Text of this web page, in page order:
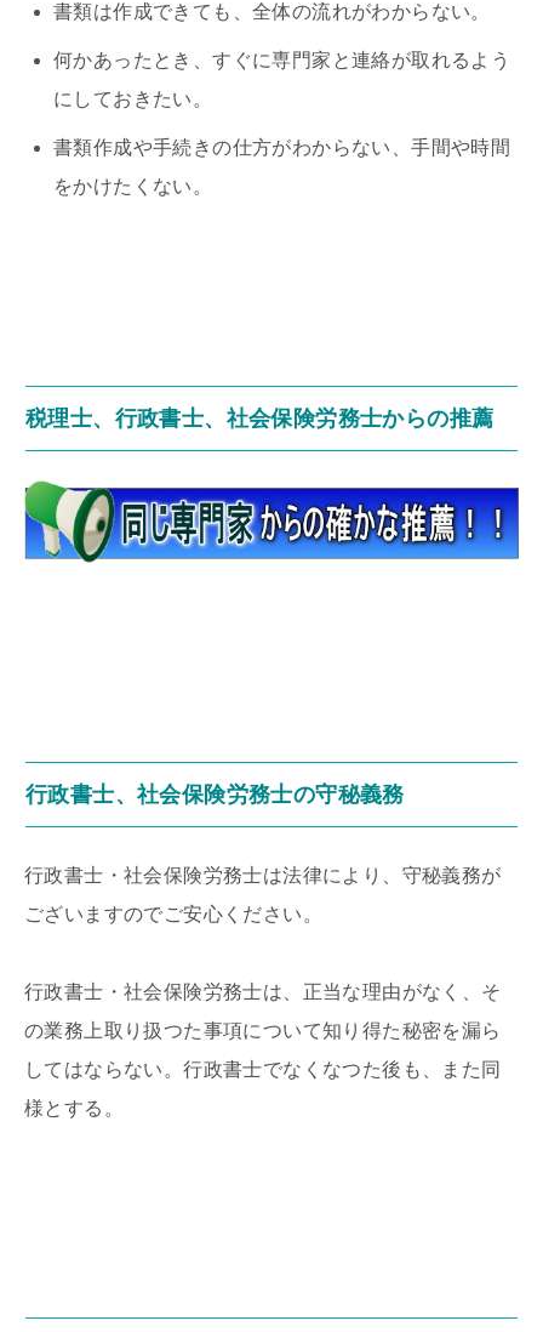
書類は作成できても、全体の流れがわからない。
何かあったとき、すぐに専門家と連絡が取れるよう
にしておきたい。
書類作成や手続きの仕方がわからない、手間や時間
をかけたくない。
税理士、行政書士、社会保険労務士からの推薦
行政書士、社会保険労務士の守秘義務
行政書士・社会保険労務士は法律により、守秘義務が
ございますのでご安心ください。
行政書士・社会保険労務士は、正当な理由がなく、そ
の業務上取り扱つた事項について知り得た秘密を漏ら
してはならない。行政書士でなくなつた後も、また同
様とする。